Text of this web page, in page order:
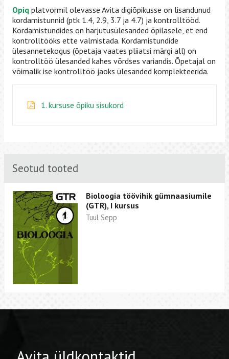
Opiq platvormil olevasse Avita digiõpikusse on lisandunud
kordamistunnid (ptk 1.4, 2.9, 3.7 ja 4.7) ja kontrolltööd.
Kordamistundides on harjutusülesanded õpilasele, et end
kontrolltööks ette valmistada. Kordamistundide
ülesannetekogus (õpetaja vaates pliiatsi märgi all) on
kontrolltöö ülesanded kahes võrdses variandis. Õpetajal on
võimalik ise kontrolltöö jaoks ülesanded komplekteerida.
1. kursuse õpiku sisukord
Seotud tooted
Bioloogia töövihik gümnaasiumile
(GTR), I kursus
Tuul Sepp